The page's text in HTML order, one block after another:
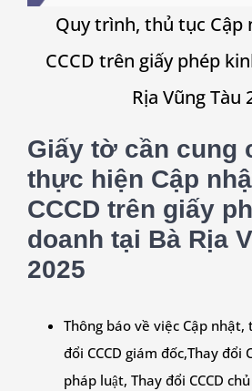
Quy trình, thủ tục Cập
CCCD trên giấy phép
Rịa Vũng Tàu
Giấy tờ cần cung
thực hiện Cập
CCCD trên giấy
doanh tại Bà Rịa
2025
Thông báo về việc Cập nhật,
đổi CCCD giám đốc,Thay đổi
pháp luật, Thay đổi CCCD